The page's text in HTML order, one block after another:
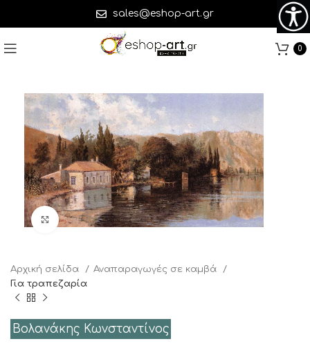
sales@eshop-art.gr
0
Click to enlarge
Αρχική σελίδα
Αναπαραγωγές σε καμβά
Για τραπεζαρία
Βολανάκης Κωνσταντίνος